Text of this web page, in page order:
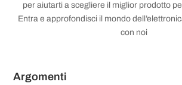
per aiutarti a scegliere il miglior prodotto
Entra e approfondisci il mondo
con noi
Argomenti